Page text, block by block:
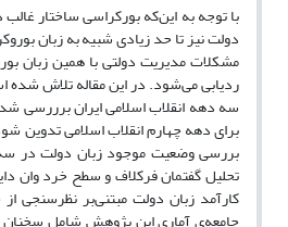
با توجه به این‌که بورکراسی ساختار
دولت نیز تا حد زیادی شبیه به زبان
مشکلات مدیریت دولتی با همین زبان
ردیابی می‌شود. در این مقاله تلاش شده
سه دهه انقلاب اسلامی ایران برررسی
برای دهه چهارم انقلاب اسلامی تدوین
بررسی وضعیت موجود زبان دولت در
تحلیل گفتمان فرکلاف و سطح خرد وان
کارآمد زبان دولت مبتنی‌بر نظرسنجی